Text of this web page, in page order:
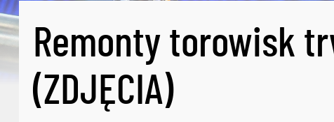
Remonty torowisk
(ZDJĘCIA)